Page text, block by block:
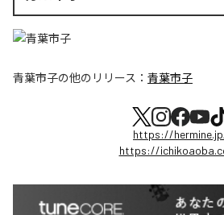
青葉市子の他のリリース： 青葉市子
https://
https://